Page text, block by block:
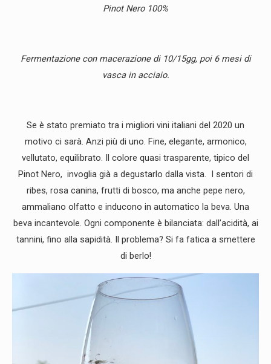
Pinot Nero 100%
Fermentazione con macerazione di 10/15gg, poi 6 mesi di
vasca in acciaio.
Se è stato premiato tra i migliori vini italiani del 2020 un
motivo ci sarà. Anzi più di uno. Fine, elegante, armonico,
vellutato, equilibrato. Il colore quasi trasparente, tipico del
Pinot Nero, invoglia già a degustarlo dalla vista. I sentori di
ribes, rosa canina, frutti di bosco, ma anche pepe nero,
ammaliano olfatto e inducono in automatico la beva. Una
beva incantevole. Ogni componente è bilanciata: dall’acidità, ai
tannini, fino alla sapidità. Il problema? Si fa fatica a smettere
di berlo!